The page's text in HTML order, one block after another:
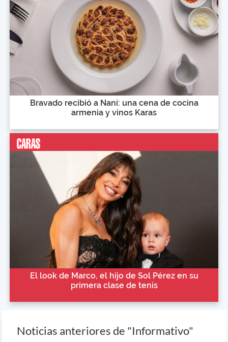
Bravado recibió a Naní: una cena de cocina
armenia y vinos Karas
El look de Marco, el hijo de Sol Pérez en su
primera clase de tenis
Noticias anteriores de "Informativo"